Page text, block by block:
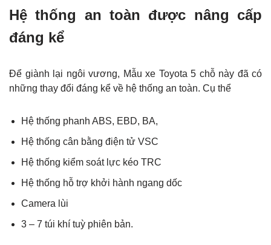
Hệ thống an toàn được nâng cấp
đáng kể
Để giành lại ngôi vương, Mẫu xe Toyota 5 chỗ này đã có
những thay đổi đáng kể về hệ thống an toàn. Cụ thể
Hệ thống phanh ABS, EBD, BA,
Hệ thống cân bằng điện tử VSC
Hệ thống kiểm soát lực kéo TRC
Hệ thống hỗ trợ khởi hành ngang dốc
Camera lùi
3 – 7 túi khí tuỳ phiên bản.